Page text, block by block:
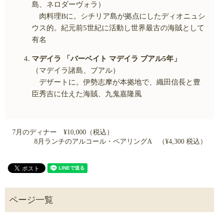
島、ネロダーヴォラ）
肉料理Bに。シチリア島が拠点にしたディオニュシ
ウス的。紀元前5世紀に活動し世界最古の海賊として
有名
マデイラ 「バーベイト マデイラ ブアル5年」
（マデイラ諸島、ブアル）
デザートに。伊勢志摩が本拠地で、織田信長と豊
臣秀吉に仕えた海賊、九鬼嘉隆風
7月のディナー ¥10,000（税込）
8月ランチのアルコール・ペアリングA （¥4,300 税込）